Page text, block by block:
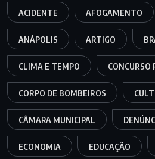
ACIDENTE AFOGAMENTO
ANÁPOLIS ARTIGO
CLIMA E TEMPO CONCURSO
CORPO DE BOMBEIROS
CÂMARA MUNICIPAL
ECONOMIA EDUCAÇÃO